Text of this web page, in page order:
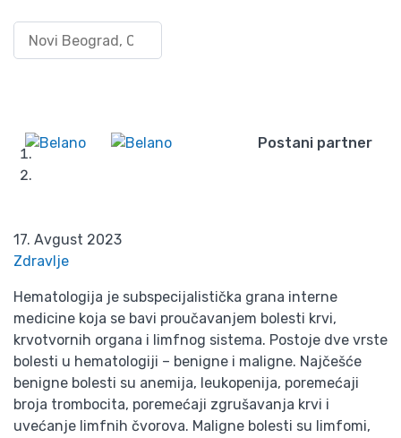
Postani partner
Hematologija – grana
medicina koja
17. Avgust 2023
Zdravlje
Hematologija je subspecijalistička grana interne
medicine koja se bavi proučavanjem bolesti krvi,
krvotvornih organa i limfnog sistema. Postoje dve vrste
bolesti u hematologiji – benigne i maligne. Najčešće
benigne bolesti su anemija, leukopenija, poremećaji
broja trombocita, poremećaji zgrušavanja krvi i
uvećanje limfnih čvorova. Maligne bolesti su limfomi,